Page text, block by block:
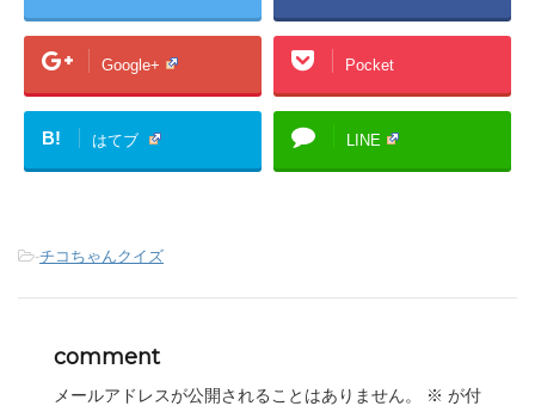
Google+ Pocket
B! はてブ LINE
-チコちゃんクイズ
comment
メールアドレスが公開されることはありません。 ※ が付